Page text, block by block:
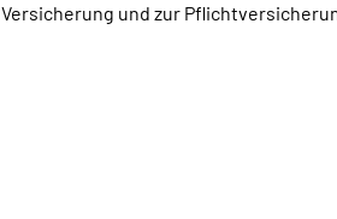
und zur